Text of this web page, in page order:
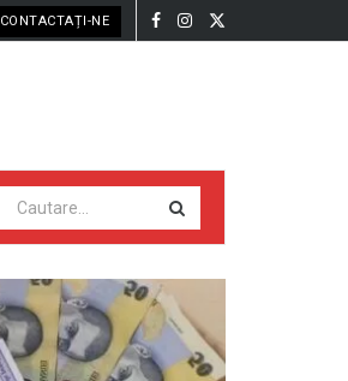
CONTACTAȚI-NE